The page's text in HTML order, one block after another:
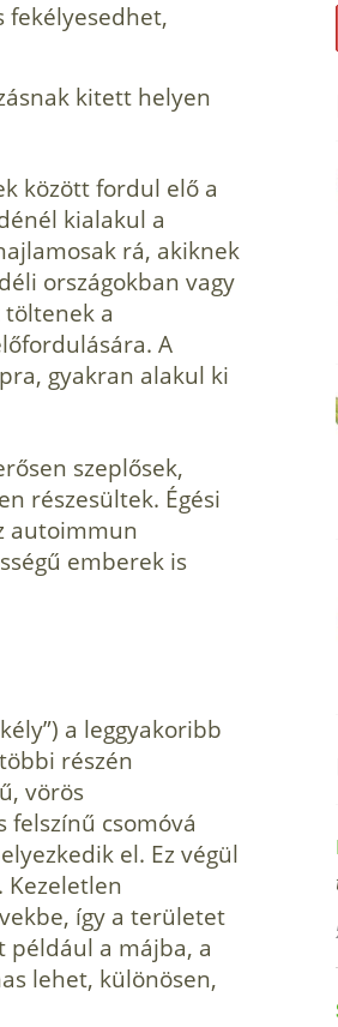
fekélyesedhet,
kitett helyen
között fordul elő a
kialakul a
rá, akiknek
országokban vagy
töltenek a
A
gyakran alakul ki
szeplősek,
részesültek. Égési
autoimmun
emberek is
a leggyakoribb
részén
vörös
felszínű csomóvá
el. Ez végül
Kezeletlen
így a területet
például a májba, a
lehet, különösen,